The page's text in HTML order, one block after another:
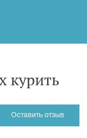
курить
Оставить отзыв